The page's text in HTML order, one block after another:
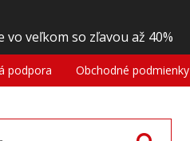
vo veľkom so zľavou až 40%
podpora Obchodné podmienky